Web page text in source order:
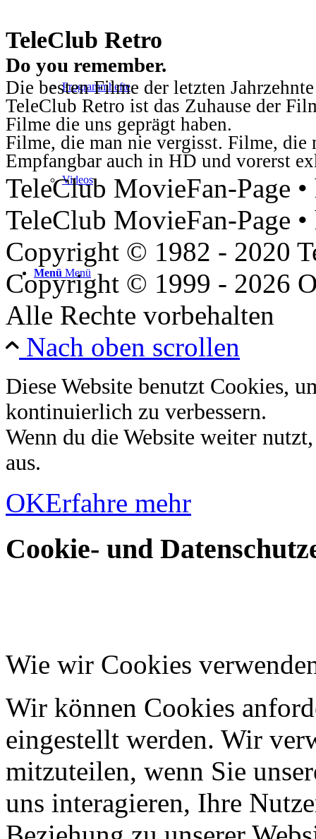
Programmhefte
Videos
Menü Menü
TeleClub Retro
Do you remember.
Die besten Filme der letzten
TeleClub Retro ist das Zuhause der
Filme die uns geprägt haben.
Filme, die man nie vergisst. Filme, die
Empfangbar auch in HD und vorerst
TeleClub MovieFan-Page
TeleClub MovieFan-Page
Copyright © 1982 - 2020
Copyright © 1999 - 2026
Alle Rechte vorbehalten
Nach oben scrollen
Diese Website benutzt Cookies,
kontinuierlich zu verbessern.
Wenn du die Website weiter
aus.
OKErfahre mehr
Cookie- und
Wie wir Cookies
Wir können Cookies
eingestellt werden. Wir
mitzuteilen, wenn Sie
uns interagieren, Ihre